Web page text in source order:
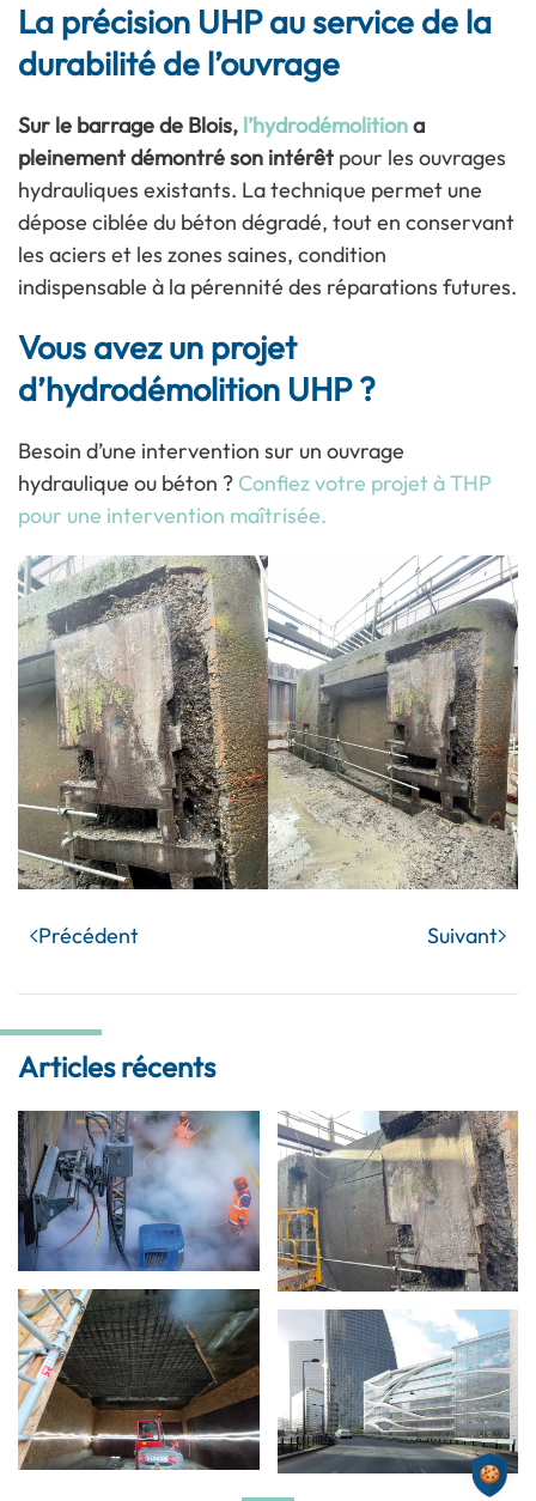
La précision UHP au service de la
durabilité de l’ouvrage
Sur le barrage de Blois, l’hydrodémolitiona
pleinement démontré son intérêt pour les ouvrages
hydrauliques existants. La technique permet une
dépose ciblée du béton dégradé, tout en conservant
les aciers et les zones saines, condition
indispensable à la pérennité des réparations futures.
Vous avez un projet
d’hydrodémolition UHP ?
Besoin d’une intervention sur un ouvrage
hydraulique ou béton ? Confiez votre projet à THP
pour une intervention maîtrisée.
Précédent Suivant
Articles récents